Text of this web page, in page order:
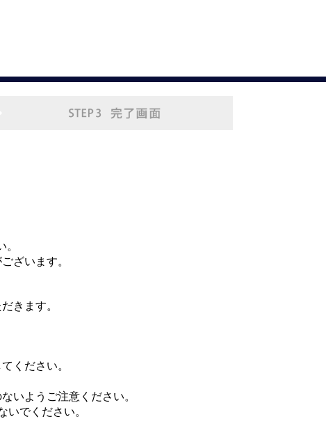
ざいます。
きます。
ください。
いようご注意ください。
でください。